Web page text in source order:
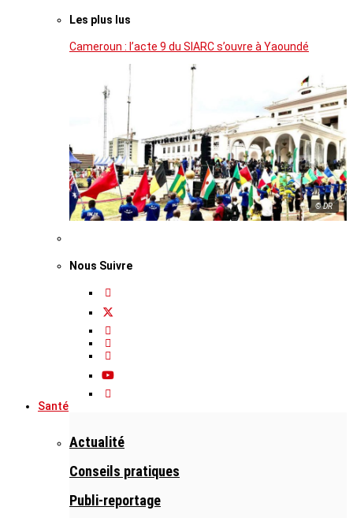
Les plus lus
Cameroun : l’acte 9 du SIARC s’ouvre à Yaoundé
© DR
Nous Suivre
Santé
Actualité
Conseils pratiques
Publi-reportage